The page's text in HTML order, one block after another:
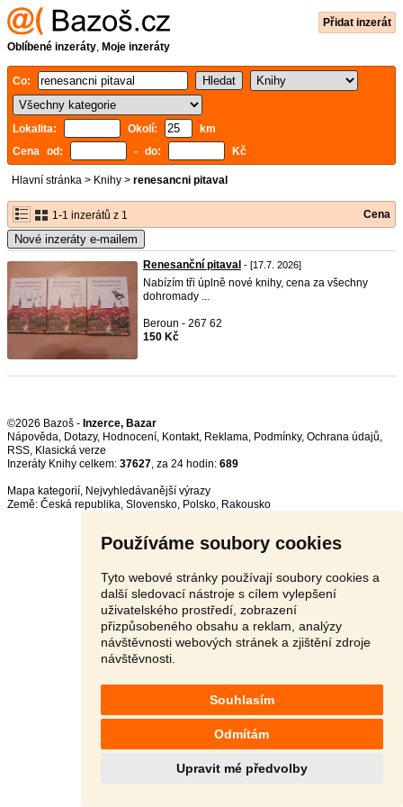
Používáme soubory cookies
Tyto webové stránky používají soubory cookies a
další sledovací nástroje s cílem vylepšení
uživatelského prostředí, zobrazení
přizpůsobeného obsahu a reklam, analýzy
návštěvnosti webových stránek a zjištění zdroje
návštěvnosti.
Souhlasím
Odmítám
Upravit mé předvolby
Přidat inzerát
Oblíbené inzeráty, Moje inzeráty
Co:
Lokalita: Okolí:
km
Cena od:
- do: Kč
Hlavní stránka > Knihy > renesancni pitaval
1-1 inzerátů z 1 Cena
Nové inzeráty e-mailem
Renesanční pitaval - [17.7. 2026]
Nabízím tři úplně nové knihy, cena za všechny
dohromady ...
Beroun - 267 62
150 Kč
©2026 Bazoš - Inzerce, Bazar
Nápověda, Dotazy, Hodnocení, Kontakt, Reklama, Podmínky, Ochrana údajů,
RSS,
Inzeráty Knihy celkem: 37627, za 24 hodin: 689
Mapa kategorií, Nejvyhledávanější výrazy
Země: Česká republika, Slovensko, Polsko, Rakousko